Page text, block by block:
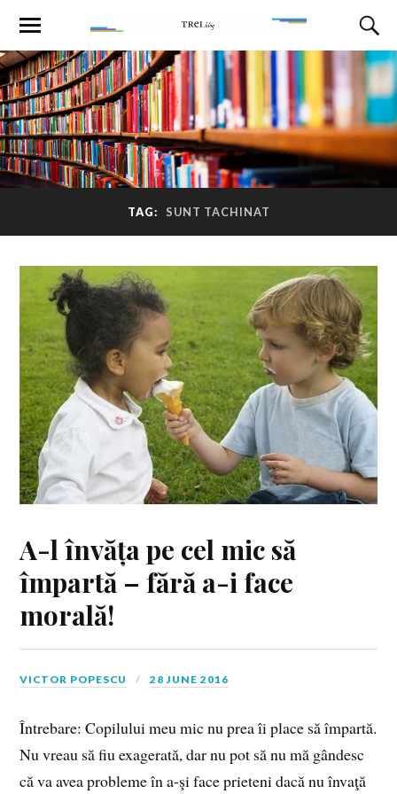
TAG: SUNT TACHINAT
A-l învăța pe cel mic să
împartă – fără a-i face
morală!
VICTOR POPESCU 28 JUNE 2016
Întrebare: Copilului meu mic nu prea îi place să împartă.
Nu vreau să fiu exagerată, dar nu pot să nu mă gândesc
că va avea probleme în a-şi face prieteni dacă nu învaţă